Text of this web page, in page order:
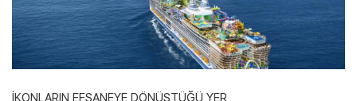
İKONLARIN EFSANEYE DÖNÜŞTÜĞÜ YER